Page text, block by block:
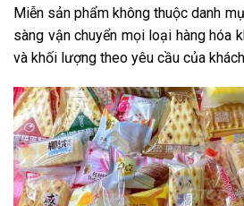
Miễn sản phẩm không thuộc danh
sàng vận chuyển mọi loại hàng hóa
và khối lượng theo yêu cầu của